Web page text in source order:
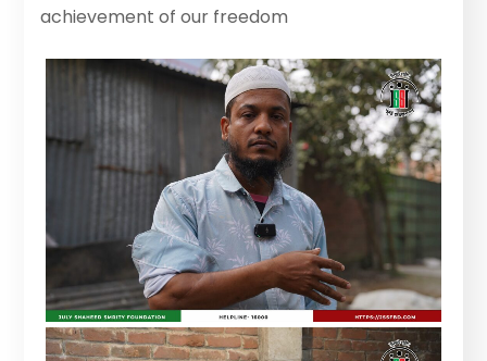
achievement of our freedom